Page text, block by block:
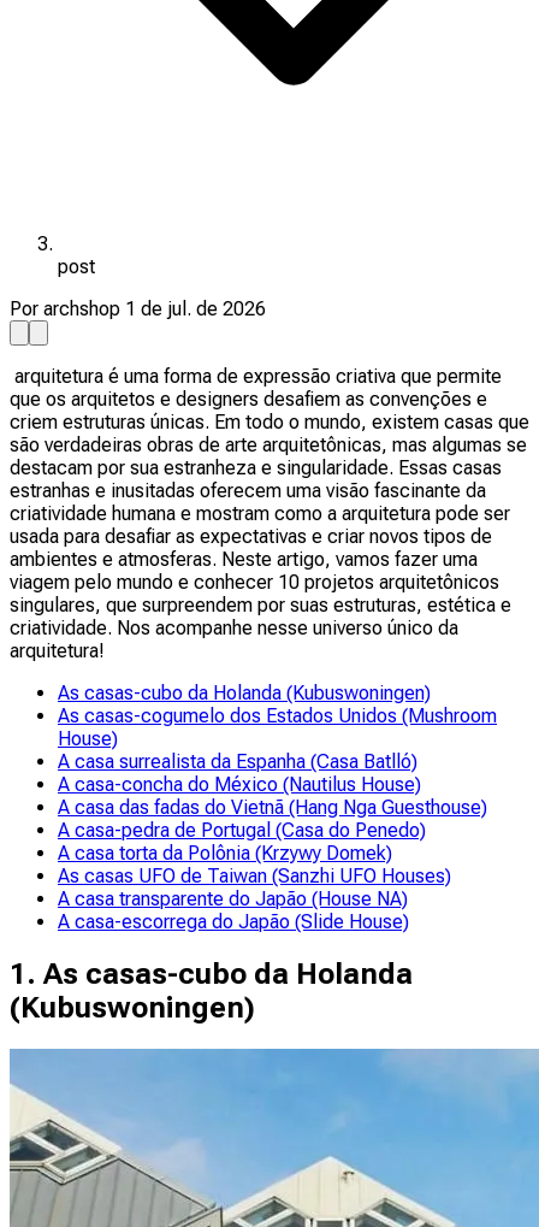
post
Por archshop 1 de jul. de 2026
arquitetura é uma forma de expressão criativa que permite
que os arquitetos e designers desafiem as convenções e
criem estruturas únicas. Em todo o mundo, existem casas que
são verdadeiras obras de arte arquitetônicas, mas algumas se
destacam por sua estranheza e singularidade. Essas casas
estranhas e inusitadas oferecem uma visão fascinante da
criatividade humana e mostram como a arquitetura pode ser
usada para desafiar as expectativas e criar novos tipos de
ambientes e atmosferas. Neste artigo, vamos fazer uma
viagem pelo mundo e conhecer 10 projetos arquitetônicos
singulares, que surpreendem por suas estruturas, estética e
criatividade. Nos acompanhe nesse universo único da
arquitetura!
As casas-cubo da Holanda (Kubuswoningen)
As casas-cogumelo dos Estados Unidos (Mushroom
House)
A casa surrealista da Espanha (Casa Batlló)
A casa-concha do México (Nautilus House)
A casa das fadas do Vietnã (Hang Nga Guesthouse)
A casa-pedra de Portugal (Casa do Penedo)
A casa torta da Polônia (Krzywy Domek)
As casas UFO de Taiwan (Sanzhi UFO Houses)
A casa transparente do Japão (House NA)
A casa-escorrega do Japão (Slide House)
1. As casas-cubo da Holanda
(Kubuswoningen)